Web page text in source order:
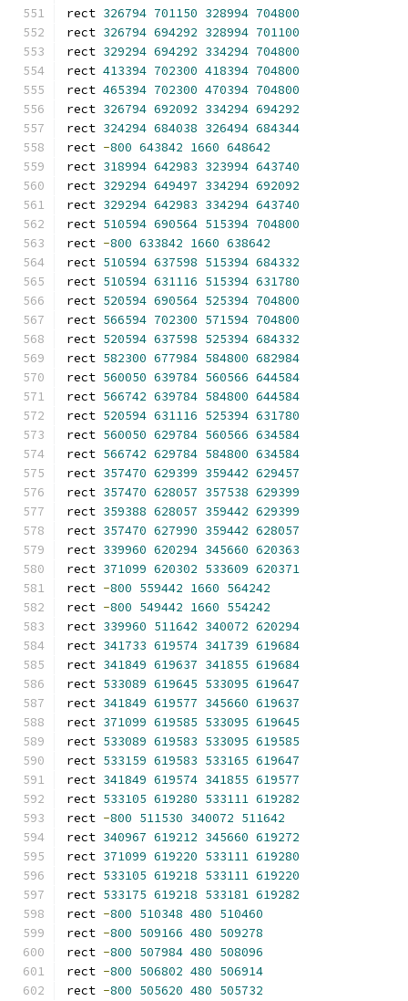
rect 326794 701150 328994 704800
rect 326794 694292 328994 701100
rect 329294 694292 334294 704800
rect 413394 702300 418394 704800
rect 465394 702300 470394 704800
rect 326794 692092 334294 694292
rect 324294 684038 326494 684344
rect -800 643842 1660 648642
rect 318994 642983 323994 643740
rect 329294 649497 334294 692092
rect 329294 642983 334294 643740
rect 510594 690564 515394 704800
rect -800 633842 1660 638642
rect 510594 637598 515394 684332
rect 510594 631116 515394 631780
rect 520594 690564 525394 704800
rect 566594 702300 571594 704800
rect 520594 637598 525394 684332
rect 582300 677984 584800 682984
rect 560050 639784 560566 644584
rect 566742 639784 584800 644584
rect 520594 631116 525394 631780
rect 560050 629784 560566 634584
rect 566742 629784 584800 634584
rect 357470 629399 359442 629457
rect 357470 628057 357538 629399
rect 359388 628057 359442 629399
rect 357470 627990 359442 628057
rect 339960 620294 345660 620363
rect 371099 620302 533609 620371
rect -800 559442 1660 564242
rect -800 549442 1660 554242
rect 339960 511642 340072 620294
rect 341733 619574 341739 619684
rect 341849 619637 341855 619684
rect 533089 619645 533095 619647
rect 341849 619577 345660 619637
rect 371099 619585 533095 619645
rect 533089 619583 533095 619585
rect 533159 619583 533165 619647
rect 341849 619574 341855 619577
rect 533105 619280 533111 619282
rect -800 511530 340072 511642
rect 340967 619212 345660 619272
rect 371099 619220 533111 619280
rect 533105 619218 533111 619220
rect 533175 619218 533181 619282
rect -800 510348 480 510460
rect -800 509166 480 509278
rect -800 507984 480 508096
rect -800 506802 480 506914
rect -800 505620 480 505732